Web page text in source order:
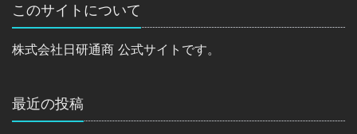
このサイトについて
株式会社日研通商 公式サイトです。
最近の投稿